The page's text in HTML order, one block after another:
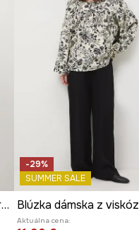
Blúzka s prímesou ľanu vzorovaná
-29%
SUMMER SALE
Blúzka dámska z
Aktuálna cena: